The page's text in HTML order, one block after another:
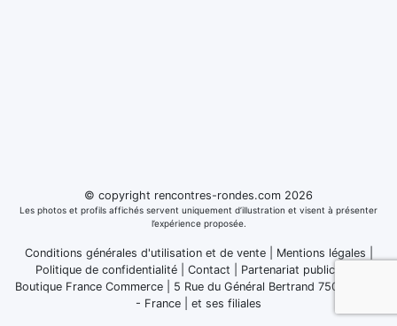
© copyright rencontres-rondes.com 2026
Les photos et profils affichés servent uniquement d’illustration et visent à présenter
l’expérience proposée.
Conditions générales d'utilisation et de vente| Mentions légales
Politique de confidentialité
Contact
Partenariat publicitaire
Boutique France Commerce | 5 Rue du Général Bertrand 75007 Paris
- France
et ses filiales